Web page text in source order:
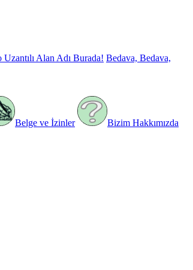
Alan Adı Burada! Bedava, Bedava,
Belge ve İzinler Bizim Hakkımızda